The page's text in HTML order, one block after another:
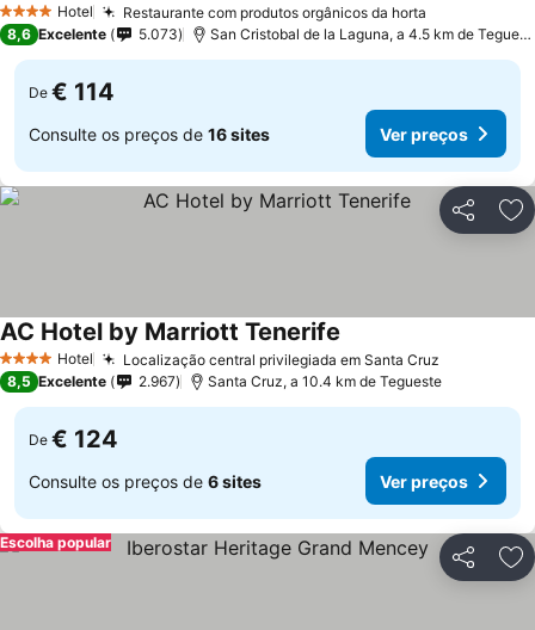
4 EstrelasHotel Restaurante com produtos orgânicos da horta
8,6 Excelente 5.073 San Cristobal de la Laguna, a 4.5 km de Tegueste
De € 114
Consulte os preços de 16 sites Ver preços
Partilhar
4 EstrelasHotel Localização central privilegiada em Santa Cruz
AC Hotel by Marriott Tenerife
8,5 Excelente 2.967 Santa Cruz, a 10.4 km de Tegueste
De € 124
Consulte os preços de 6 sites Ver preços
Partilhar
Escolha popular